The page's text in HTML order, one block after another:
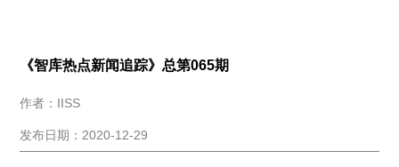
《智库热点新闻追踪》总第065期
作者：IISS
发布日期：2020-12-29